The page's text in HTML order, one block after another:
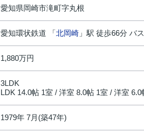
愛知県岡崎市滝町字丸根
愛知環状鉄道 「北岡崎 」駅 徒歩66分 バ
1,880万円
3LDK
LDK 14.0帖 1室 / 洋室 8.0帖 1室 / 洋室
1979年 7月(築47年)